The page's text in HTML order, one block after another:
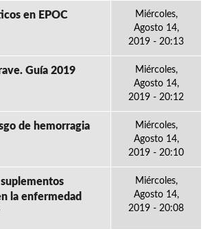
en EPOC
Miércoles,
Agosto 14,
2019 - 20:13
Guía 2019
Miércoles,
Agosto 14,
2019 - 20:12
de hemorragia
Miércoles,
Agosto 14,
2019 - 20:10
la enfermedad
Miércoles,
Agosto 14,
2019 - 20:08